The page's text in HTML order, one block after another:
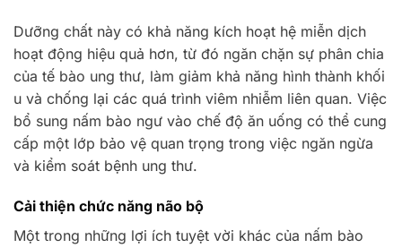
Dưỡng chất này có khả năng kích hoạt hệ miễn dịch
hoạt động hiệu quả hơn, từ đó ngăn chặn sự phân chia
của tế bào ung thư, làm giảm khả năng hình thành khối
u và chống lại các quá trình viêm nhiễm liên quan. Việc
bổ sung nấm bào ngư vào chế độ ăn uống có thể cung
cấp một lớp bảo vệ quan trọng trong việc ngăn ngừa
và kiểm soát bệnh ung thư.
Cải thiện chức năng não bộ
Một trong những lợi ích tuyệt vời khác của nấm bào